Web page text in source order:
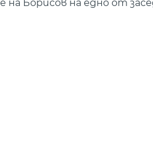
на Борисов на едно от